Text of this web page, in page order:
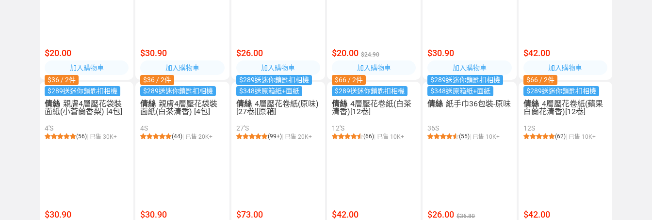
$20.00
加入購物車
$30.90
加入購物車
$26.00
加入購物車
$20.00 $24.90
加入購物車
$30.90
加入購物車
$42.00
加入購物車
$36 / 2件
$289送迷你鎖匙扣相機
倩絲 親膚4層壓花袋裝
面紙(小蒼蘭香梨) [4包]
4'S
(56) 已售 30K+
$30.90
$36 / 2件
$289送迷你鎖匙扣相機
倩絲 親膚4層壓花袋裝
面紙(白茶清香) [4包]
4S
(44) 已售 20K+
$30.90
$289送迷你鎖匙扣相機
$348送原箱紙+面紙
倩絲 4層壓花卷紙(原味)
[27卷][原箱]
27'S
(99+) 已售 20K+
$73.00
$66 / 2件
$289送迷你鎖匙扣相機
倩絲 4層壓花卷紙(白茶
清香)[12卷]
12'S
(66) 已售 10K+
$42.00
$289送迷你鎖匙扣相機
$348送原箱紙+面紙
倩絲 紙手巾36包裝-原味
36S
(55) 已售 10K+
$26.00 $36.80
$66 / 2件
$289送迷你鎖匙扣相機
倩絲 4層壓花卷紙(蘋果
白蘭花清香)[12卷]
12S
(62) 已售 10K+
$42.00